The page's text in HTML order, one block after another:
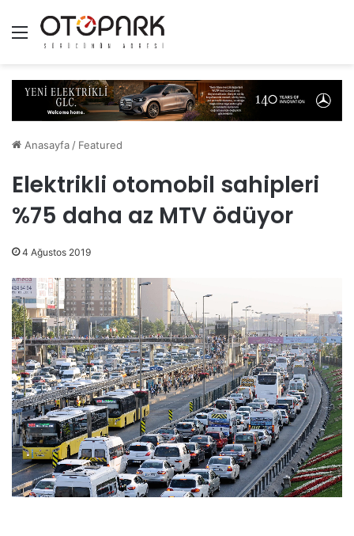
Menü
Anasayfa / Featured
Elektrikli otomobil sahipleri
%75 daha az MTV ödüyor
4 Ağustos 2019